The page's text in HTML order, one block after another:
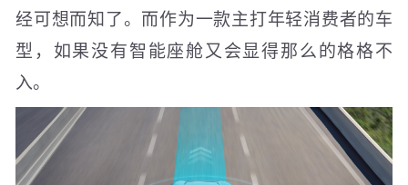
经可想而知了。而作为一款主打年轻消费者的车
型，如果没有智能座舱又会显得那么的格格不
入。